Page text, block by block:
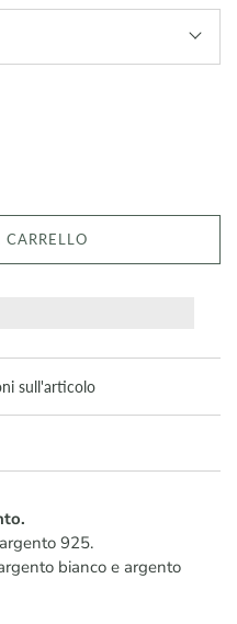
sull'articolo
925.
bianco e argento